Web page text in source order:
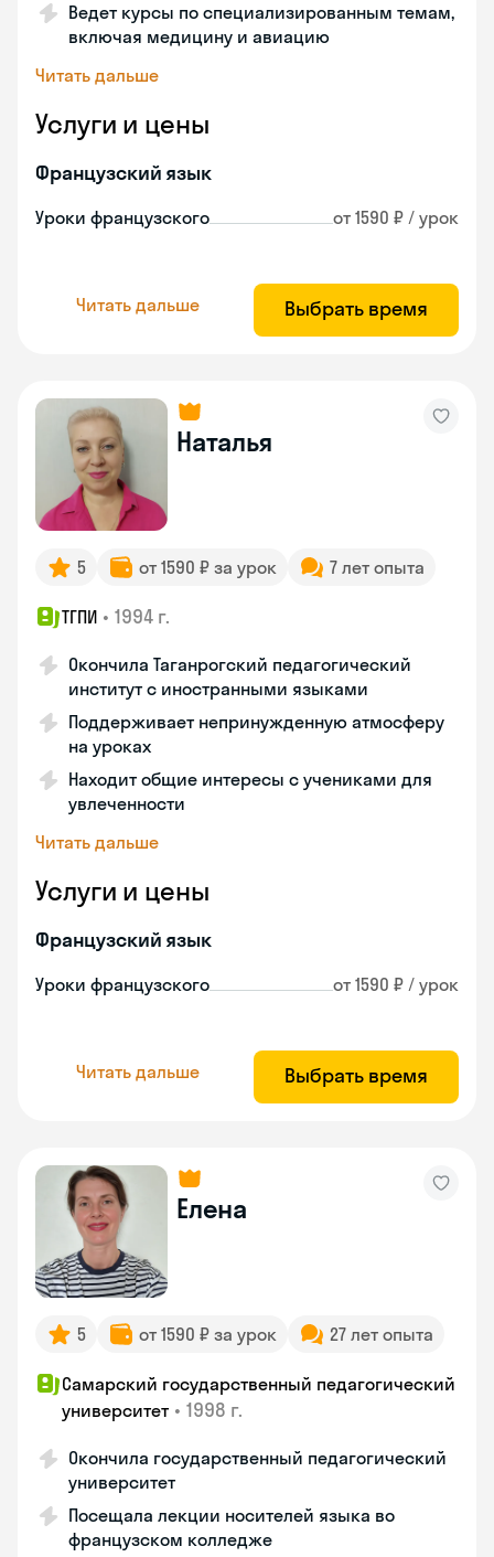
Ведет курсы по специализированным темам,
включая медицину и авиацию
Читать дальше
Услуги и цены
Французский язык
Уроки французского от 1590 ₽ / урок
Читать дальше Выбрать время
Наталья
5 от 1590 ₽ за урок 7 лет опыта
ТГПИ • 1994 г.
Окончила Таганрогский педагогический
институт с иностранными языками
Поддерживает непринужденную атмосферу
на уроках
Находит общие интересы с учениками для
увлеченности
Читать дальше
Услуги и цены
Французский язык
Уроки французского от 1590 ₽ / урок
Читать дальше Выбрать время
Елена
5 от 1590 ₽ за урок 27 лет опыта
Самарский государственный педагогический
университет • 1998 г.
Окончила государственный педагогический
университет
Посещала лекции носителей языка во
французском колледже